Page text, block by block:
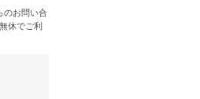
のお問い合
休でご利